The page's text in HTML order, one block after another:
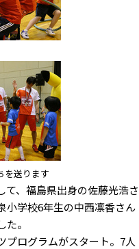
を送ります
、福島県出身の佐藤光浩さ
小学校6年生の中西凛香さん
。
ログラムがスタート。7人